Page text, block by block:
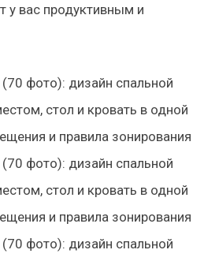
у вас продуктивным и